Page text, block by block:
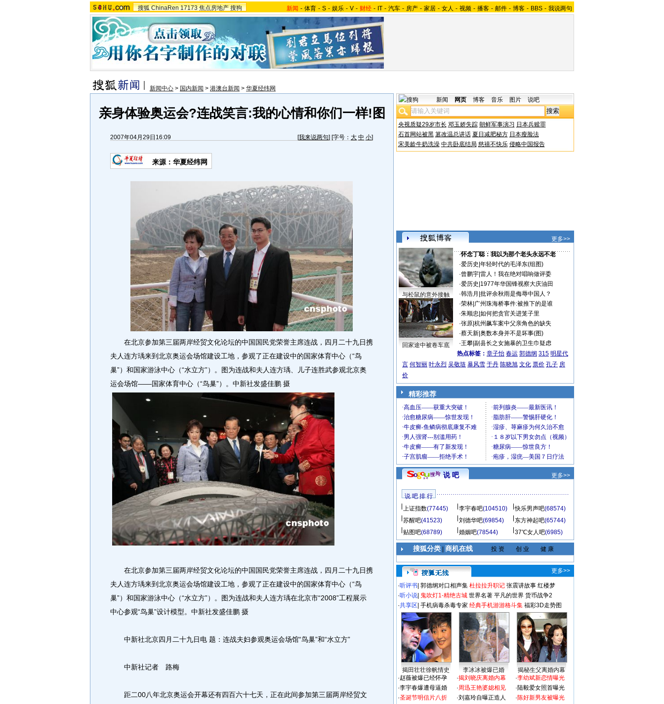
搜狐 ChinaRen 17173 焦点房地产 搜狗 新闻 - 体育 - S - 娱乐 - V - 财经 - IT - 汽车 - 房产 - 家居 - 女人 - 视频 - 播客 - 邮件 - 博客 - BBS - 我说两句
新闻中心 > 国内新闻 > 港澳台新闻 > 华夏经纬网
亲身体验奥运会?连战笑言:我的心情和你们一样!图
2007年04月29日16:09 [我来说两句] [字号： 大 中 小]
来源：华夏经纬网
在北京参加第三届两岸经贸文化论坛的中国国民党荣誉主席连战，四月二十九日携
夫人连方瑀来到北京奥运会场馆建设工地，参观了正在建设中的国家体育中心（“鸟
巢”）和国家游泳中心（“水立方”）。图为连战和夫人连方瑀、儿子连胜武参观北京奥
运会场馆——国家体育中心（“鸟巢”）。中新社发盛佳鹏 摄
在北京参加第三届两岸经贸文化论坛的中国国民党荣誉主席连战，四月二十九日携
夫人连方瑀来到北京奥运会场馆建设工地，参观了正在建设中的国家体育中心（“鸟
巢”）和国家游泳中心（“水立方”）。图为连战和夫人连方瑀在北京市“2008”工程展示
中心参观“鸟巢”设计模型。中新社发盛佳鹏 摄
中新社北京四月二十九日电 题：连战夫妇参观奥运会场馆“鸟巢”和“水立方”
中新社记者 路梅
距二00八年北京奥运会开幕还有四百六十七天，正在此间参加第三届两岸经贸文
新闻 网页 博客 音乐 图片 说吧
央视质疑29岁市长 邓玉娇失踪 朝鲜军事演习 日本兵赎罪
石首网站被黑 篡改温总讲话 夏日减肥秘方 日本瘦脸法
宋美龄牛奶洗澡 中共卧底结局 慈禧不快乐 侵略中国报告
更多>>
与松鼠的意外接触
回家途中被卷车底
·怀念丁聪：我以为那个老头永远不老
·爱历史 年轻时代的毛泽东(组图)
·曾鹏宇| 雷人！我在绝对唱响做评委
·爱历史 1977年华国锋视察大庆油田
·韩浩月 批评余秋雨是侮辱中国人？
·荣林| 广州珠海桥事件:被推下的是谁
·朱顺忠 如何把贪官关进笼子里
·张原| 杭州飙车案中父亲角色的缺失
·蔡天新| 奥数本身并不是坏事(图)
·王攀| 副县长之女施暴的卫生巾疑虑
热点标签： 章子怡 春运 郭德纲 315 明星代
言 何智丽 叶永烈 吴敬琏 暴风雪 于丹 陈晓旭 文化 票价 孔子 房
价
精彩推荐
说 吧 更多>>
说 吧 排 行
上证指数(77445) 李宇春吧(104510) 快乐男声吧(68574)
苏醒吧(41523) 刘德华吧(69854) 东方神起吧(65744)
贴图吧(68789) 婚姻吧(78544) 37℃女人吧(6985)
搜狐分类| 商机在线 投 资 创 业 健 康
更多>>
·听评书 郭德纲对口相声集 杜拉拉升职记 张震讲故事 红楼梦
·听小说 鬼吹灯1-精绝古城 世界名著 平凡的世界 货币战争2
·共享区 手机病毒杀毒专家 经典手机游游格斗集 福彩3D走势图
揭田壮壮徐帆情史 李冰冰被爆已婚
揭秘生父离婚内幕
·赵薇被爆已经怀孕
·李宇春爆遭母逼婚
·圣诞节明信片八折
·揭刘晓庆离婚内幕
·周迅王艳婆媳相见
·刘嘉玲自曝正造人
·李幼斌新恋情曝光
·陆毅爱女照首曝光
·陈好新男友被曝光